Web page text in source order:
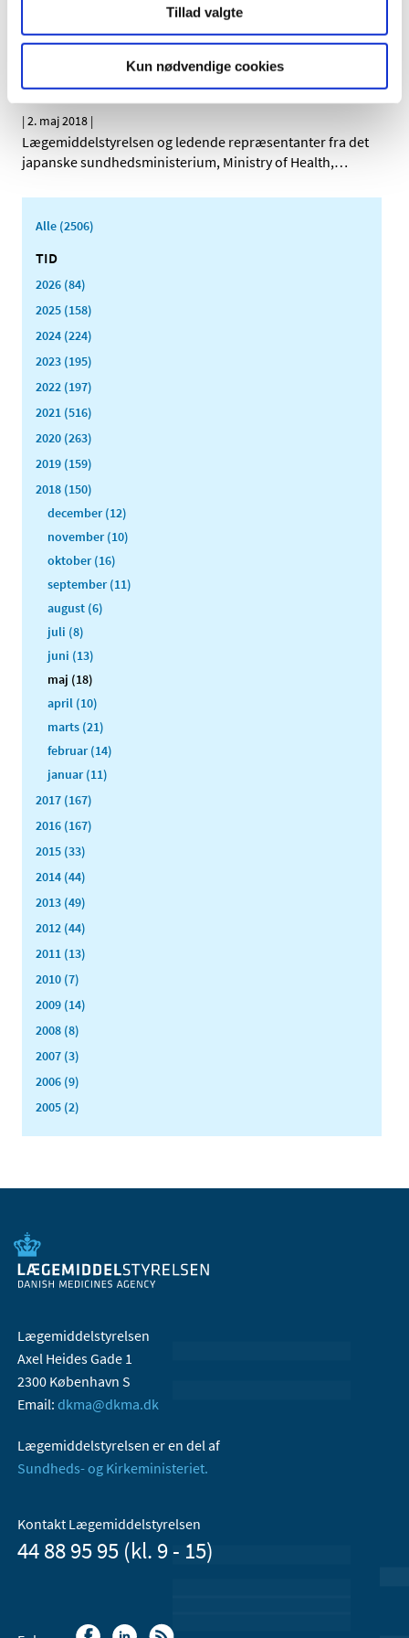
Tillad valgte
Kun nødvendige cookies
Medicintilskudsnævnet er i gang med at revurdere
tilskudsstatus for medicin mod forstørret prostata og
Dansk-japansk samarbejde om bedre brug af
sundhedsdata
| 2. maj 2018 |
Lægemiddelstyrelsen og ledende repræsentanter fra det
japanske sundhedsministerium, Ministry of Health,…
Alle (2506)
TID
2026 (84)
2025 (158)
2024 (224)
2023 (195)
2022 (197)
2021 (516)
2020 (263)
2019 (159)
2018 (150)
december (12)
november (10)
oktober (16)
september (11)
august (6)
juli (8)
juni (13)
maj (18)
april (10)
marts (21)
februar (14)
januar (11)
2017 (167)
2016 (167)
2015 (33)
2014 (44)
2013 (49)
2012 (44)
2011 (13)
2010 (7)
2009 (14)
2008 (8)
2007 (3)
2006 (9)
2005 (2)
Lægemiddelstyrelsen
Axel Heides Gade 1
2300 København S
Email: dkma@dkma.dk
Lægemiddelstyrelsen er en del af
Sundheds- og Kirkeministeriet.
Kontakt Lægemiddelstyrelsen
44 88 95 95 (kl. 9 - 15)